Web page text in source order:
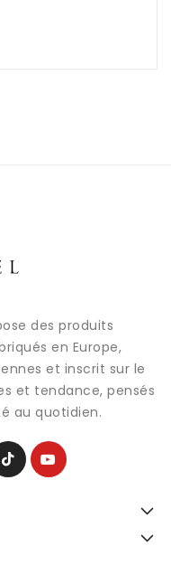
des produits
en Europe,
et inscrit sur le
et tendance, pensés
au quotidien.